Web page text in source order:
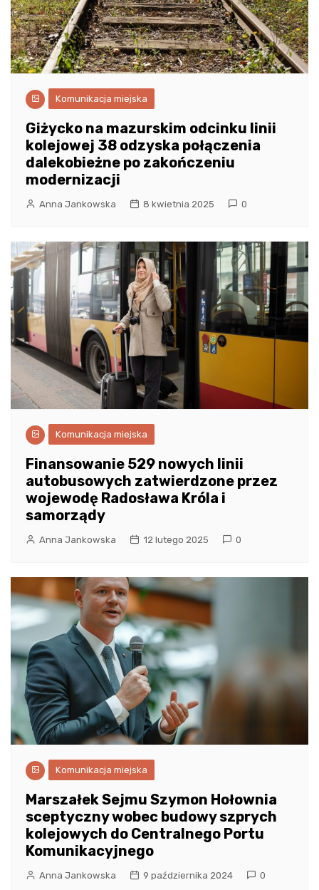
Komunikacja miejska
Giżycko na mazurskim odcinku linii
kolejowej 38 odzyska połączenia
dalekobieżne po zakończeniu
modernizacji
Anna Jankowska 8 kwietnia 2025 0
Komunikacja miejska
Finansowanie 529 nowych linii
autobusowych zatwierdzone przez
wojewodę Radosława Króla i
samorządy
Anna Jankowska 12 lutego 2025 0
Komunikacja miejska
Marszałek Sejmu Szymon Hołownia
sceptyczny wobec budowy szprych
kolejowych do Centralnego Portu
Komunikacyjnego
Anna Jankowska 9 października 2024 0